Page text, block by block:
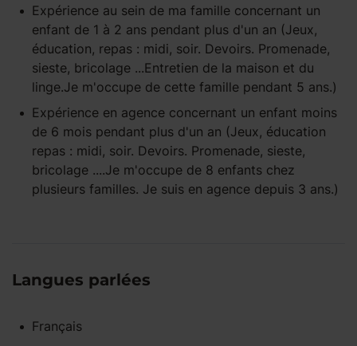
Expérience au sein de ma famille concernant un
enfant de 1 à 2 ans pendant plus d'un an (Jeux,
éducation, repas : midi, soir. Devoirs. Promenade,
sieste, bricolage ...Entretien de la maison et du
linge.Je m'occupe de cette famille pendant 5 ans.)
Expérience en agence concernant un enfant moins
de 6 mois pendant plus d'un an (Jeux, éducation
repas : midi, soir. Devoirs. Promenade, sieste,
bricolage ....Je m'occupe de 8 enfants chez
plusieurs familles. Je suis en agence depuis 3 ans.)
Langues parlées
Français